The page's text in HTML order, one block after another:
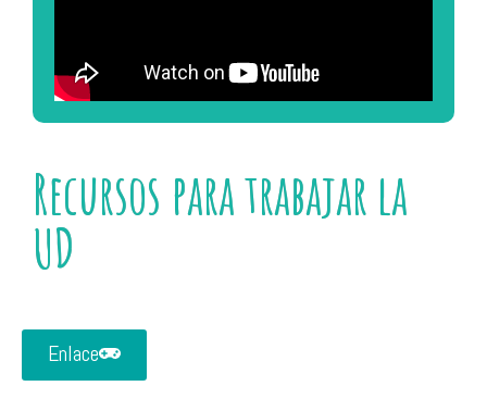
Recursos para trabajar la
UD
Enlace